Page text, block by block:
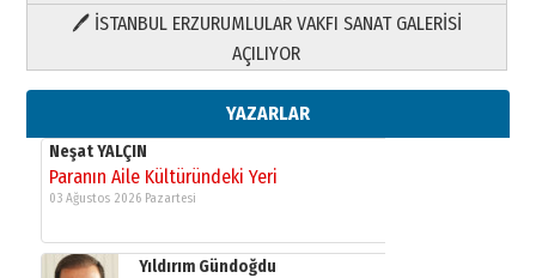
🖊 İSTANBUL ERZURUMLULAR VAKFI SANAT GALERİSİ
AÇILIYOR
YAZARLAR
Yusuf POLAT
Şampiyonluk Sebahattin Şirin’e
11 Mayıs 2026 Pazartesi
Neşat YALÇIN
Paranın Aile Kültüründeki Yeri
03 Ağustos 2026 Pazartesi
Yıldırım Gündoğdu